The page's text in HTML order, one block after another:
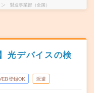
製造事業部（全国）
光デバイスの検
登録OK 派遣